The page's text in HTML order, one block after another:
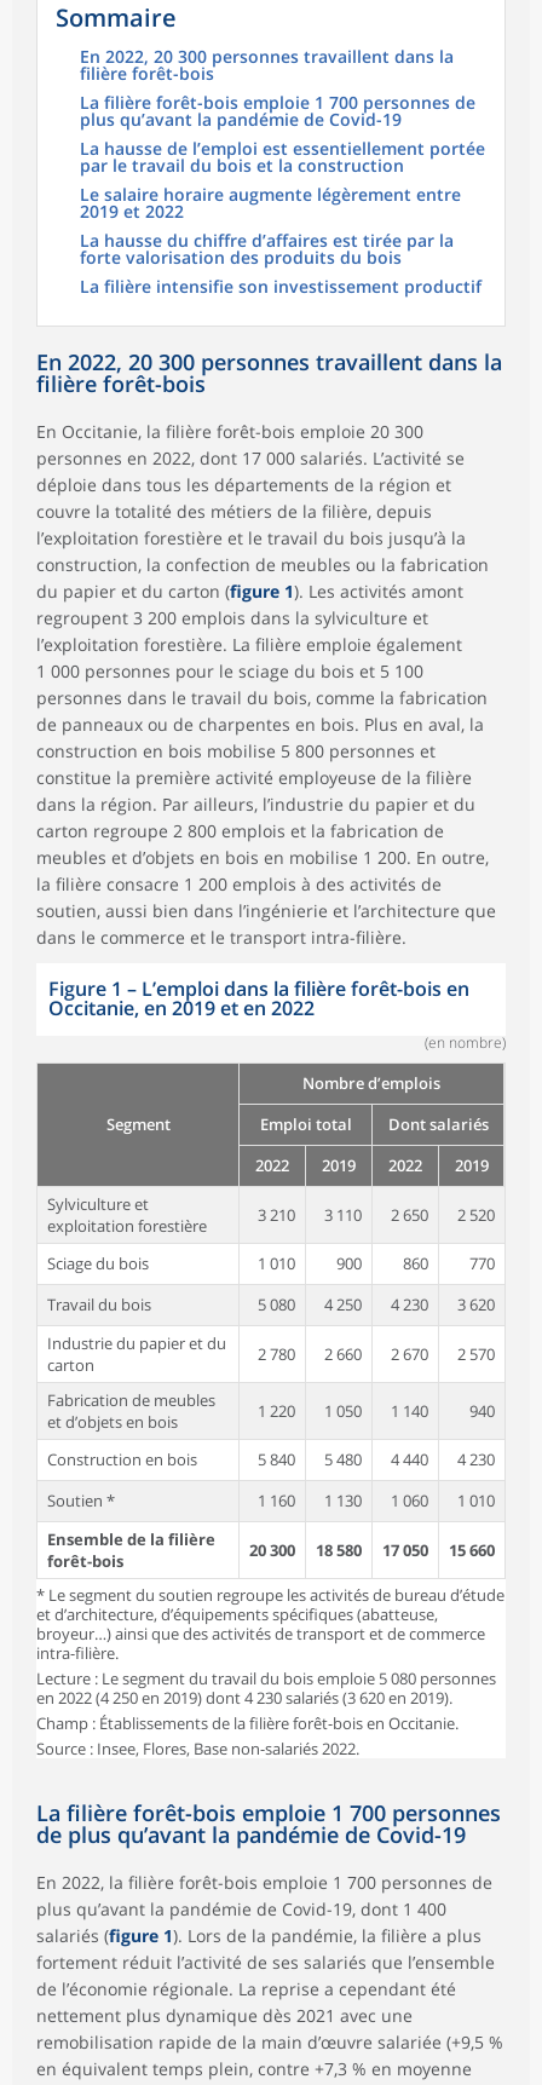
Sommaire
En 2022, 20 300 personnes travaillent dans la
filière forêt-bois
La filière forêt-bois emploie 1 700 personnes de
plus qu’avant la pandémie de Covid-19
La hausse de l’emploi est essentiellement portée
par le travail du bois et la construction
Le salaire horaire augmente légèrement entre
2019 et 2022
La hausse du chiffre d’affaires est tirée par la
forte valorisation des produits du bois
La filière intensifie son investissement productif
En 2022, 20 300 personnes travaillent dans la
filière forêt-bois
En Occitanie, la filière forêt-bois emploie 20 300
personnes en 2022, dont 17 000 salariés. L’activité se
déploie dans tous les départements de la région et
couvre la totalité des métiers de la filière, depuis
l’exploitation forestière et le travail du bois jusqu’à la
construction, la confection de meubles ou la fabrication
du papier et du carton (figure 1). Les activités amont
regroupent 3 200 emplois dans la sylviculture et
l’exploitation forestière. La filière emploie également
1 000 personnes pour le sciage du bois et 5 100
personnes dans le travail du bois, comme la fabrication
de panneaux ou de charpentes en bois. Plus en aval, la
construction en bois mobilise 5 800 personnes et
constitue la première activité employeuse de la filière
dans la région. Par ailleurs, l’industrie du papier et du
carton regroupe 2 800 emplois et la fabrication de
meubles et d’objets en bois en mobilise 1 200. En outre,
la filière consacre 1 200 emplois à des activités de
soutien, aussi bien dans l’ingénierie et l’architecture que
dans le commerce et le transport intra-filière.
Figure 1 – L’emploi dans la filière forêt-bois en
Occitanie, en 2019 et en 2022
(en nombre)
Segment
Nombre d’emplois
Emploi total
Dont salariés
2022
2019 2022
2019
Sylviculture et
exploitation forestière
3 210 3 110 2 650 2 520
Sciage du bois 1 010 900 860
770
Travail du bois
5 080 4 250 4 230
3 620
Industrie du papier et du
carton
2 780 2 660 2 670 2 570
Fabrication de meubles
et d’objets en bois
1 220 1 050 1 140 940
Construction en bois 5 840 5 480 4 440
4 230
Soutien *
1 160 1 130 1 060
1 010
Ensemble de la filière
forêt-bois
20 300 18 580 17 050 15 660
* Le segment du soutien regroupe les activités de bureau d’étude
et d’architecture, d’équipements spécifiques (abatteuse,
broyeur…) ainsi que des activités de transport et de commerce
intra-filière.
Lecture : Le segment du travail du bois emploie 5 080 personnes
en 2022 (4 250 en 2019) dont 4 230 salariés (3 620 en 2019).
Champ : Établissements de la filière forêt-bois en Occitanie.
Source : Insee, Flores, Base non-salariés 2022.
La filière forêt-bois emploie 1 700 personnes
de plus qu’avant la pandémie de Covid-19
En 2022, la filière forêt-bois emploie 1 700 personnes de
plus qu’avant la pandémie de Covid-19, dont 1 400
salariés (figure 1). Lors de la pandémie, la filière a plus
fortement réduit l’activité de ses salariés que l’ensemble
de l’économie régionale. La reprise a cependant été
nettement plus dynamique dès 2021 avec une
remobilisation rapide de la main d’œuvre salariée (+9,5 %
en équivalent temps plein, contre +7,3 % en moyenne